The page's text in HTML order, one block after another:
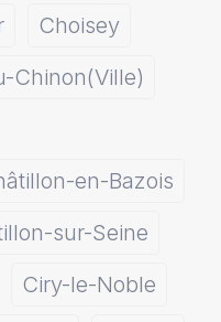
Choisey
Chinon(Ville)
en-Bazois
sur-Seine
Ciry-le-Noble